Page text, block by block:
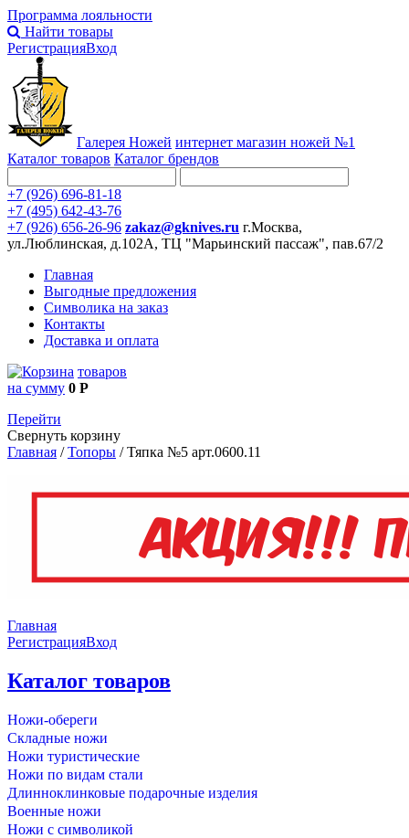
Программа лояльности
Найти товары
РегистрацияВход
Галерея Ножей интернет магазин ножей №1
Каталог товаров Каталог брендов
+7 (926) 696-81-18
+7 (495) 642-43-76
+7 (926) 656-26-96 zakaz@gknives.ru г.Москва,
ул.Люблинская, д.102А, ТЦ "Марьинский пассаж", пав.67/2
Главная
Выгодные предложения
Символика на заказ
Контакты
Доставка и оплата
товаров
на сумму 0 Р
Перейти
Свернуть корзину
Главная /Топоры /Тяпка №5 арт.0600.11
Главная
РегистрацияВход
Каталог товаров
Ножи-обереги
Складные ножи
Ножи туристические
Ножи по видам стали
Длинноклинковые подарочные изделия
Военные ножи
Ножи с символикой